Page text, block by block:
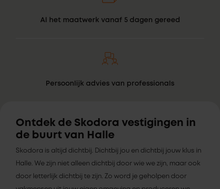
Al het maatwerk vanaf 5 dagen gereed
Persoonlijk advies van professionals
Ontdek de Skodora vestigingen in
de buurt van Halle
Skodora is altijd dichtbij. Dichtbij jou en dichtbij jouw klus in
Halle. We zijn niet alleen dichtbij door wie we zijn, maar ook
door letterlijk dichtbij te zijn. Zo word je geholpen door